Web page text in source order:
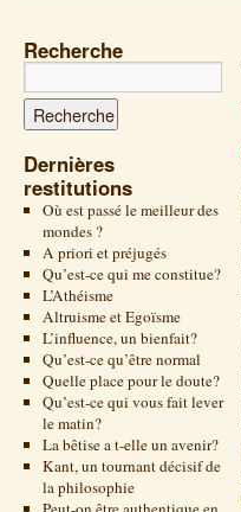
Recherche
Dernières
restitutions
Où est passé le meilleur des
mondes ?
A priori et préjugés
Qu’est-ce qui me constitue?
L’Athéisme
Altruisme et Egoïsme
L’influence, un bienfait?
Qu’est-ce qu’être normal
Quelle place pour le doute?
Qu’est-ce qui vous fait lever
le matin?
La bêtise a t-elle un avenir?
Kant, un tournant décisif de
la philosophie